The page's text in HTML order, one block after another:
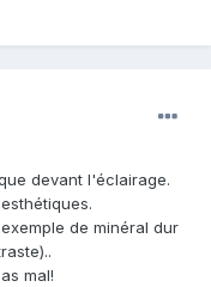
devant l'éclairage.
de minéral dur
mal!